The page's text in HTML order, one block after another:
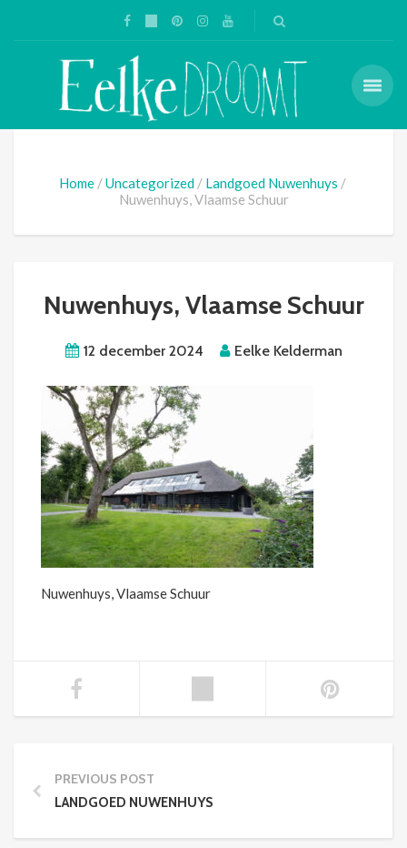
Home Uncategorized
Landgoed Nuwenhuys
Nuwenhuys, Vlaamse Schuur
Nuwenhuys, Vlaamse Schuur
12 december 2024 Eelke Kelderman
Nuwenhuys, Vlaamse Schuur
PREVIOUS POST
LANDGOED NUWENHUYS